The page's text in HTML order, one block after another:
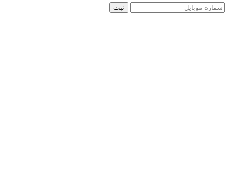
ثبت